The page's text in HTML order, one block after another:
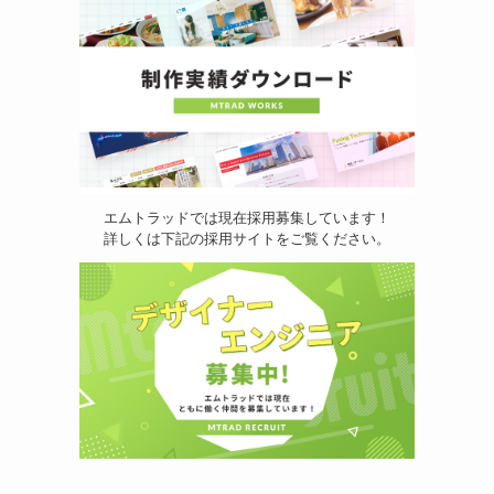
エムトラッドでは現在採用募集しています！
詳しくは下記の採用サイトをご覧ください。